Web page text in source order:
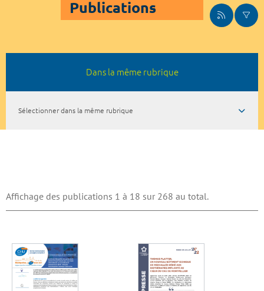
Publications
Dans la même rubrique
Sélectionner dans la même rubrique
Affichage des publications 1 à 18 sur 268 au total.